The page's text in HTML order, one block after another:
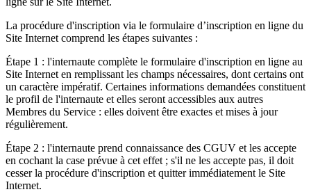
La procédure d'inscription via le formulaire d’inscription en ligne du
Site Internet comprend les étapes suivantes :
Étape 1 : l'internaute complète le formulaire d'inscription en ligne au
Site Internet en remplissant les champs nécessaires, dont certains ont
un caractère impératif. Certaines informations demandées constituent
le profil de l'internaute et elles seront accessibles aux autres
Membres du Service : elles doivent être exactes et mises à jour
régulièrement.
Étape 2 : l'internaute prend connaissance des CGUV et les accepte
en cochant la case prévue à cet effet ; s'il ne les accepte pas, il doit
cesser la procédure d'inscription et quitter immédiatement le Site
Internet.